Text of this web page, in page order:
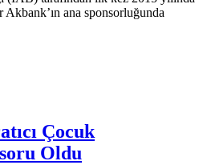
Akbank’ın ana sponsorluğunda
Çocuk
Oldu